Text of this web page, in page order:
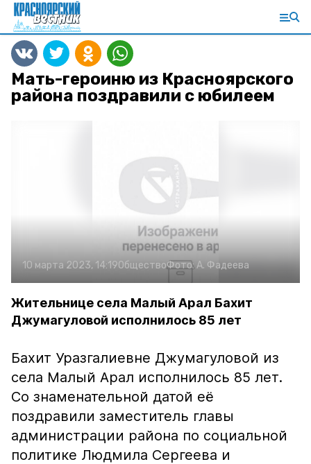
Мать-героиню из Красноярского
района поздравили с юбилеем
10 марта 2023, 14:19ОбществоФото:А. Фадеева
Жительнице села Малый Арал Бахит
Джумагуловой исполнилось 85 лет
Бахит Уразгалиевне Джумагуловой из
села Малый Арал исполнилось 85 лет.
Со знаменательной датой её
поздравили заместитель главы
администрации района по социальной
политике Людмила Сергеева и